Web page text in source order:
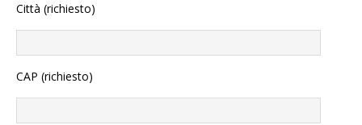
Città (richiesto)
CAP (richiesto)